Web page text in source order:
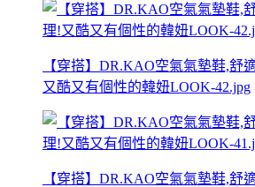
【穿搭】DR.KAO空氣氣墊鞋,舒
又酷又有個性的韓妞LOOK-42.jpg
【穿搭】DR.KAO空氣氣墊鞋,舒